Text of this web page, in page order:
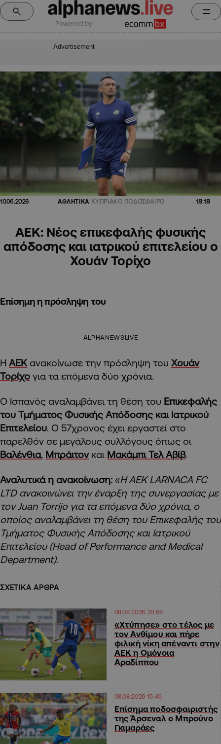
Powered by:
Advertisement
10.06.2026 ΑΘΛΗΤΙΚΑ ΚΥΠΡΙΑΚΟ ΠΟΔΟΣΦΑΙΡΟ 18:18
ΑΕΚ: Νέος επικεφαλής φυσικής
απόδοσης και ιατρικού επιτελείου ο
Χουάν Τορίχο
Επίσημη η πρόσληψη του
ALPHANEWSLIVE
Η ΑΕΚ ανακοίνωσε την πρόσληψη του Χουάν
Τορίχο για τα επόμενα δύο χρόνια.
Ο Ισπανός αναλαμβάνει τη θέση του Επικεφαλής
του Τμήματος Φυσικής Απόδοσης και Ιατρικού
Επιτελείου. Ο 57χρονος έχει εργαστεί στο
παρελθόν σε μεγάλους συλλόγους όπως οι
Βαλένθια, Μπράιτον και Μακάμπι Τελ Αβίβ.
Αναλυτικά η ανακοίνωση: «Η AEK LARNACA FC
LTD ανακοινώνει την έναρξη της συνεργασίας με
τον Juan Torrijo για τα επόμενα δύο χρόνια, ο
οποίος αναλαμβάνει τη θέση του Επικεφαλής του
Τμήματος Φυσικής Απόδοσης και Ιατρικού
Επιτελείου (Head of Performance and Medical
Department).
ΣΧΕΤΙΚΑ ΑΡΘΡΑ
08.08.2026 20:59
«Χτύπησε» στο τέλος με
τον Ανθίμου και πήρε
φιλική νίκη απέναντι στην
ΑΕΚ η Ομόνοια
Αραδίππου
08.08.2026 15:45
Επίσημα ποδοσφαιριστής
της Άρσεναλ ο Μπρούνο
Γκιμαράες